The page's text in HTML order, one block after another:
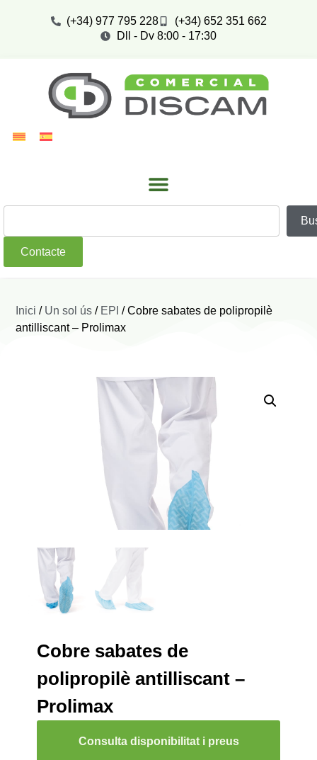
(+34) 977 795 228
(+34) 652 351 662
Dll - Dv 8:00 - 17:30
Contacte
Inici / Un sol ús / EPI / Cobre sabates de polipropilè
antilliscant – Prolimax
Cobre sabates de
polipropilè antilliscant –
Prolimax
Consulta disponibilitat i preus